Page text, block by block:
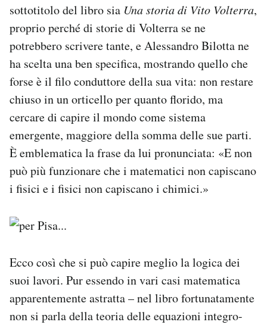
sottotitolo del libro sia Una storia di Vito Volterra,
proprio perché di storie di Volterra se ne
potrebbero scrivere tante, e Alessandro Bilotta ne
ha scelta una ben specifica, mostrando quello che
forse è il filo conduttore della sua vita: non restare
chiuso in un orticello per quanto florido, ma
cercare di capire il mondo come sistema
emergente, maggiore della somma delle sue parti.
È emblematica la frase da lui pronunciata: «E non
può più funzionare che i matematici non capiscano
i fisici e i fisici non capiscano i chimici.»
Ecco così che si può capire meglio la logica dei
suoi lavori. Pur essendo in vari casi matematica
apparentemente astratta – nel libro fortunatamente
non si parla della teoria delle equazioni integro-